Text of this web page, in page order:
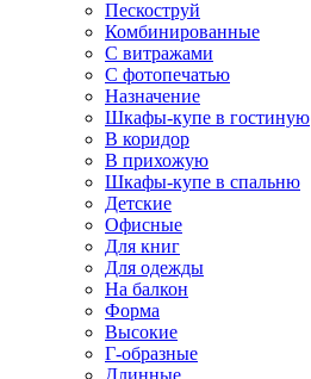
Пескоструй
Комбинированные
С витражами
С фотопечатью
Назначение
Шкафы-купе в гостиную
В коридор
В прихожую
Шкафы-купе в спальню
Детские
Офисные
Для книг
Для одежды
На балкон
Форма
Высокие
Г-образные
Длинные